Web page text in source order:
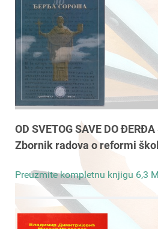
OD SVETOG SAVE DO ĐERĐA
Zbornik radova o reformi
Preuzmite kompletnu knjigu 6,3